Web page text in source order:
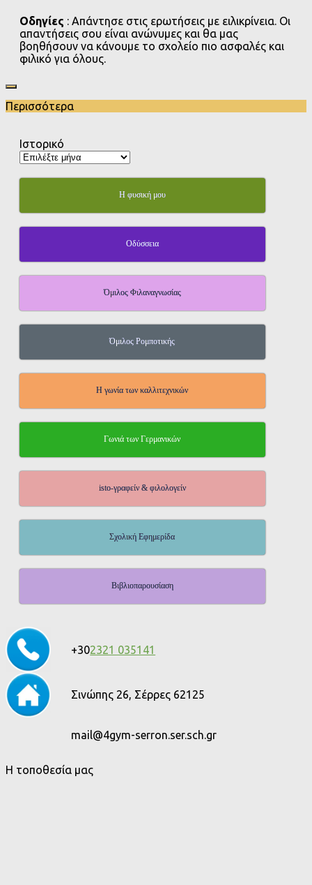
Οδηγίες : Απάντησε στις ερωτήσεις με ειλικρίνεια. Οι
απαντήσεις σου είναι ανώνυμες και θα μας
βοηθήσουν να κάνουμε το σχολείο πιο ασφαλές και
φιλικό για όλους.
Περισσότερα
Ιστορικό
Η φυσική μου
Οδύσσεια
Όμιλος Φιλαναγνωσίας
Όμιλος Ρομποτικής
Η γωνία των καλλιτεχνικών
Γωνιά των Γερμανικών
isto-γραφείν & φιλολογείν
Σχολική Εφημερίδα
Βιβλιοπαρουσίαση
+302321 035141
Σινώπης 26, Σέρρες 62125
mail@4gym-serron.ser.sch.gr
Η τοποθεσία μας